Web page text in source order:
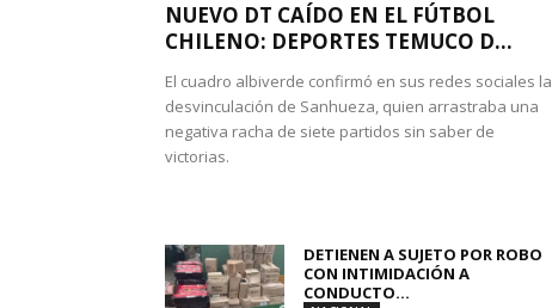
NUEVO DT CAÍDO EN EL FÚTBOL
CHILENO: DEPORTES TEMUCO D...
El cuadro albiverde confirmó en sus redes sociales la
desvinculación de Sanhueza, quien arrastraba una
negativa racha de siete partidos sin saber de
victorias.
DETIENEN A SUJETO POR ROBO
CON INTIMIDACIÓN A
CONDUCTO...